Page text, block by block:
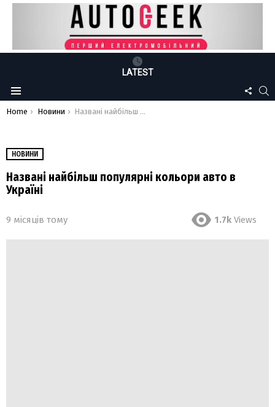
LATEST
Menu
US
You are here:
Home Новини Названі найбільш популярні кольори авто в Україні
НОВИНИ
Названі найбільш популярні кольори авто в
Україні
9 місяців тому 1.7k Views